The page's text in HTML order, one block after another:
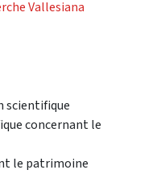
Vallesiana
scientifique
concernant le
le patrimoine